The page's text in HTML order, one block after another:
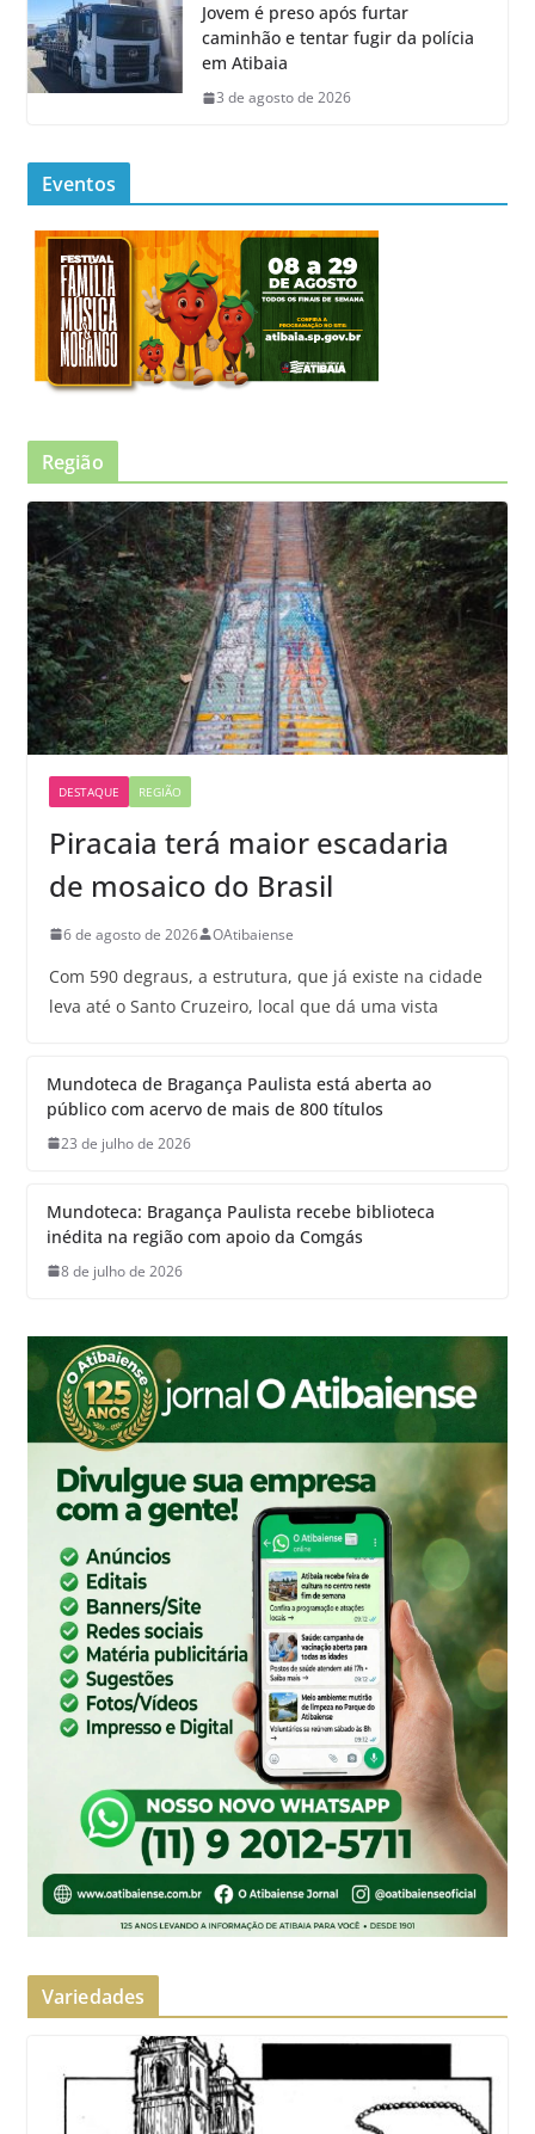
Jovem é preso após furtar
caminhão e tentar fugir da polícia
em Atibaia
3 de agosto de 2026
Eventos
Região
DESTAQUE REGIÃO
Piracaia terá maior escadaria
de mosaico do Brasil
6 de agosto de 2026 OAtibaiense
Com 590 degraus, a estrutura, que já existe na cidade
leva até o Santo Cruzeiro, local que dá uma vista
Mundoteca de Bragança Paulista está aberta ao
público com acervo de mais de 800 títulos
23 de julho de 2026
Mundoteca: Bragança Paulista recebe biblioteca
inédita na região com apoio da Comgás
8 de julho de 2026
Variedades